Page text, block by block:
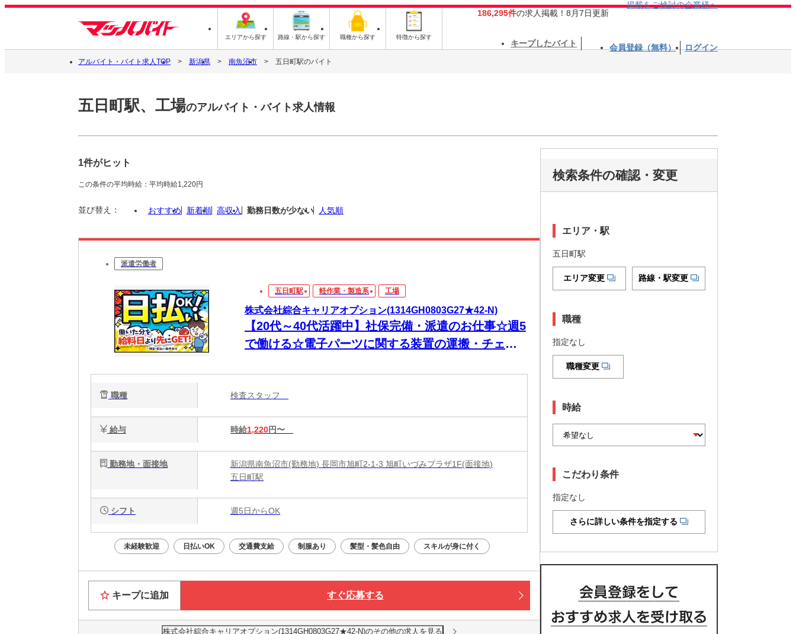
エリアから探す 路線・駅から探す 職種から探す 特徴から探す
186,295件の求人掲載！8月7日更新
掲載をご検討の企業様へ
キープしたバイト 会員登録（無料） ログイン
アルバイト・バイト求人TOP 新潟県 南魚沼市 五日町駅のバイト
五日町駅、工場のアルバイト・バイト求人情報
1件がヒット
この条件の平均時給：平均時給1,220円
並び替え： おすすめ 新着順 高収入 勤務日数が少ない 人気順
派遣労働者
五日町駅 軽作業・製造系 工場
株式会社綜合キャリアオプション(1314GH0803G27★42-N)
【20代～40代活躍中】社保完備・派遣のお仕事☆週5
で働ける☆電子パーツに関する装置の運搬・チェッ
職種 検査スタッフ
給与 時給1,220円〜
勤務地・面接地
新潟県南魚沼市(勤務地) 長岡市旭町2-1-3 旭町いづみプラザ1F(面接地)
五日町駅
シフト 週5日からOK
未経験歓迎 日払いOK 交通費支給 制服あり 髪型・髪色自由 スキルが身に付く
キープに追加 すぐ応募する
株式会社綜合キャリアオプション(1314GH0803G27★42-N)のその他の求人を見る
検索条件の確認・変更
エリア・駅
五日町駅
エリア変更 路線・駅変更
職種
指定なし
職種変更
時給
こだわり条件
指定なし
さらに詳しい条件を指定する